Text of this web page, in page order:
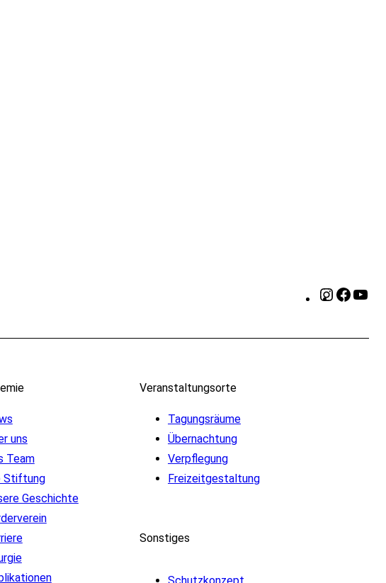
Instagram
uns
Team
Stiftung
Geschichte
Veranstaltungsorte
Tagungsräume
Übernachtung
Verpflegung
Freizeitgestaltung
Sonstiges
Schutzkonzept